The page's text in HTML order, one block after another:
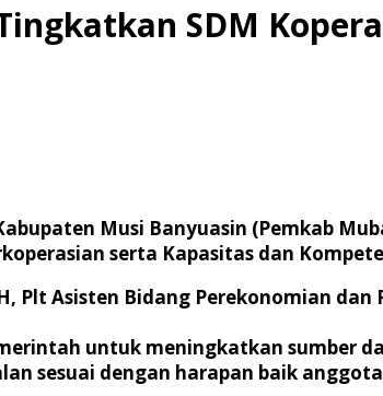
SDM
Musi Banyuasin (Pemkab
serta Kapasitas dan
Plt Asisten Bidang Perekonomian
untuk meningkatkan sumber
sesuai dengan harapan baik